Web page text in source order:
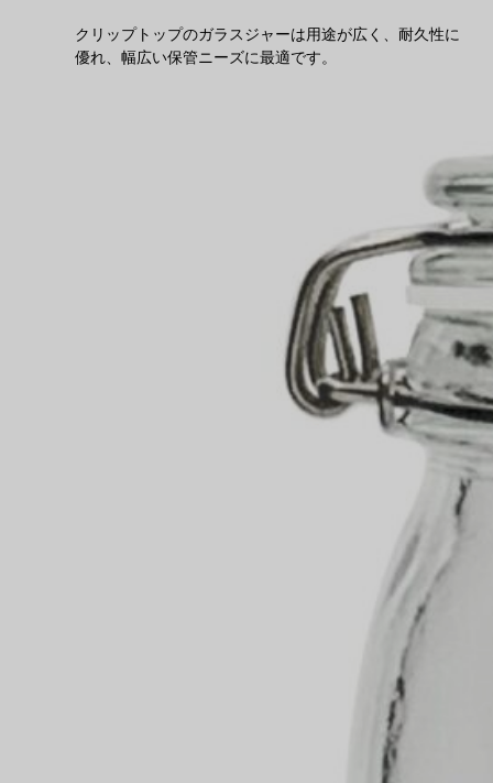
クリップトップのガラスジャーは用途が広く、耐久性に
優れ、幅広い保管ニーズに最適です。